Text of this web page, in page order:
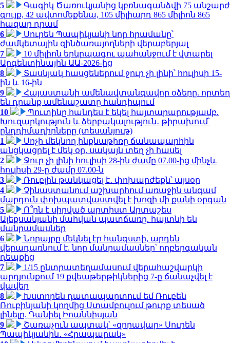
5
Գագիկ Ծառուկյանից կբռնագանձվի 75 անշարժ
գույք, 42 ավտոմեքենա, 105 միլիարդ 865 միլիոն 865
հազար դրամ
6
Սուրեն Պապիկյանի նոր հրամանը՝
ժամկետային զինծառայողների վերաբերյալ
7
10 միլիոն երկրպագու պահանջում է վտարել
Արգենտինային ԱԱ-2026-ից
8
Տասնյակ հասցեներում ջուր չի լինի՝ հուլիսի 15-
ին և 16-ին
9
Հայաստանի ամենավտանգավոր օձերը. որտեղ
են դրանք ամենաշատը հանդիպում
10
Պուտինը հանդես է եկել հայտարարությամբ.
Խուզարկություն և ձերբակալություն․ թիրախում՝
ընդդիմադիրները (տեսանյութ)
1
Սոչի մեկնող ինքնաթիռը ճանապարհին
անցկացրել է մեկ օր, սակայն տեղ չի հասել
2
Ջուր չի լինի հուլիսի 28-ին ժամը 07.00-ից մինչև
հուլիսի 29-ը ժամը 07.00-ն
3
Ռուբլին թանկացել է․ փոխարժեքն՝ այսօր
4
Չինաստանում աշխարհում առաջին անգամ
մարդուն փոխպատվաստվել է խոզի մի քանի օրգան
5
Ո՞րն է սիրված արտիստ Արտաշես
Ալեքսանյանի մահվան պատճառը. հայտնի են
մանրամասներ
6
Նորայրը մեկնել էր հանգստի, արդեն
վերադառնում է. նոր մանրամասներ՝ ողբերգական
դեպքից
7
1/15 ընտրատեղամասում վերահաշվարկի
արդյունքում 19 քվեաթերթիկներից 7-ը ճանաչվել է
վավեր
8
Խստորեն դատապարտում եմ Ռուբեն
Ռուբինյանի կողմից Ստամբուլում թուրք տեսած
լինելը. Դանիել Իոաննիսյան
9
Շառաչուն ապտակ՝ «զորավար» Սուրեն
Պապիկյանին․ «Հրապարակ»